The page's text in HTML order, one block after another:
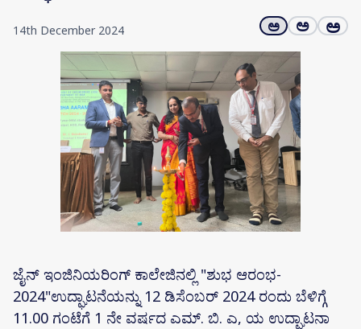
14th December 2024 ಅ ಅ ಅ
ಜೈನ್ ಇಂಜಿನಿಯರಿಂಗ್ ಕಾಲೇಜಿನಲ್ಲಿ "ಶುಭ ಆರಂಭ-
2024"ಉದ್ಘಾಟನೆಯನ್ನು 12 ಡಿಸೆಂಬರ್ 2024 ರಂದು ಬೆಳಿಗ್ಗೆ
11.00 ಗಂಟೆಗೆ 1 ನೇ ವರ್ಷದ ಎಮ್. ಬಿ. ಎ, ಯ ಉದ್ಘಾಟನಾ